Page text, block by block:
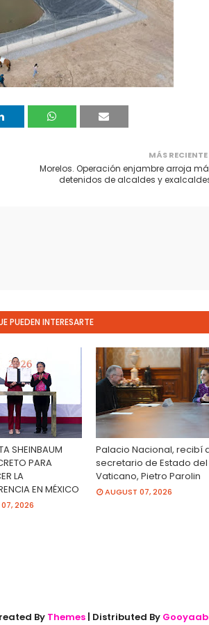
MÁS RECIENTE
Morelos. Operación enjambre arroja
detenidos de alcaldes y
PUEDEN INTERESARTE
SHEINBAUM
PARA
LA
EN MÉXICO
2026
Palacio Nacional, recibí
secretario de Estado del
Vaticano, Pietro Parolin
AUGUST 07, 2026
By Themes| Distributed By